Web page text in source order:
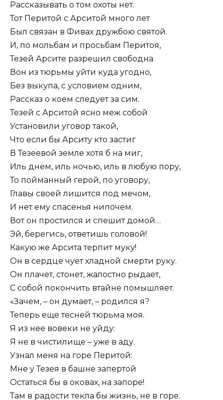
Рассказывать о том охоты нет.
Тот Перитой с Арситой много лет
Был связан в Фивах дружбою святой.
И, по мольбам и просьбам Перитоя,
Тезей Арсите разрешил свободна
Вон из тюрьмы уйти куда угодно,
Без выкупа, с условием одним,
Рассказ о коем следует за сим.
Тезей с Арситой ясно меж собой
Установили уговор такой,
Что если бы Арситу кто застиг
В Тезеевой земле хотя б на миг,
Иль днем, иль ночью, иль в любую пору,
То пойманный герой, по уговору,
Главы своей лишится под мечом,
И нет ему спасенья нипочем.
Вот он простился и спешит домой…
Эй, берегись, ответишь головой!
Какую же Арсита терпит муку!
Он в сердце чует хладной смерти руку.
Он плачет, стонет, жалостно рыдает,
С собой покончить втайне помышляет.
«Зачем, – он думает, – родился я?
Теперь еще тесней тюрьма моя.
Я из нее вовеки не уйду:
Я не в чистилище – уже в аду.
Узнал меня на горе Перитой:
Мне у Тезея в башне запертой
Остаться бы в оковах, на запоре!
Там в радости текла бы жизнь, не в горе.